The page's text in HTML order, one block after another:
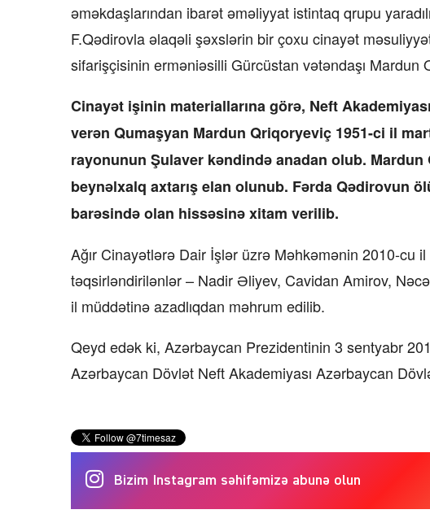
əməkdaşlarından ibarət əməliyyat istintaq qrupu
F.Qədirovla əlaqəli şəxslərin bir çoxu cinayət
sifarişçisinin erməniəsilli Gürcüstan vətəndaşı Mardun
Cinayət işinin materiallarına görə, Neft
verən Qumaşyan Mardun Qriqoryeviç 1951-ci il
rayonunun Şulaver kəndində anadan olub.
beynəlxalq axtarış elan olunub. Fərda Qədirovun
barəsində olan hissəsinə xitam verilib.
Ağır Cinayətlərə Dair İşlər üzrə Məhkəmənin 2010-cu
təqsirləndirilənlər – Nadir Əliyev, Cavidan Amirov,
il müddətinə azadlıqdan məhrum edilib.
Qeyd edək ki, Azərbaycan Prezidentinin 3 sentyabr
Azərbaycan Dövlət Neft Akademiyası Azərbaycan
Bizim Instagram səhifəmizə abunə olun